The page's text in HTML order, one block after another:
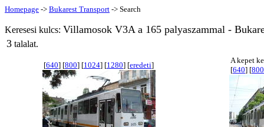
Homepage -> Bukarest Transport -> Search
Keresesi kulcs: Villamosok V3A a 165 palyaszammal -
3 talalat.
[640] [800] [1024] [1280] [eredeti]
A kepet
[640] [800